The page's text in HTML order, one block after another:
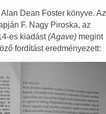
Dean Foster könyve. Az
F. Nagy Piroska, az
es kiadást(Agave)megint
fordítást eredményezett: